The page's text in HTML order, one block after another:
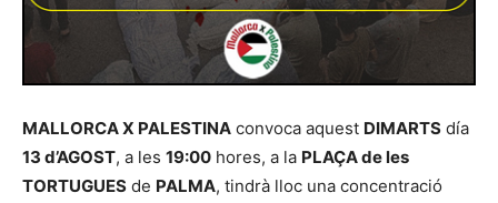
MALLORCA X PALESTINA convoca aquest DIMARTS día
13 d’AGOST, a les 19:00 hores, a la PLAÇA de les
TORTUGUES de PALMA, tindrà lloc una concentració